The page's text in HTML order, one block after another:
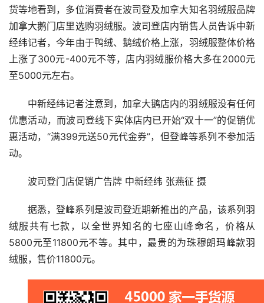
货等地看到，多位消费者在波司登及加拿大知名羽绒服品牌
加拿大鹅门店里选购羽绒服。波司登店内销售人员告诉中新
经纬记者，今年由于鸭绒、鹅绒价格上涨，羽绒服整体价格
上涨了300元-400元不等，店内羽绒服价格大多在2000元
至5000元左右。
中新经纬记者注意到，加拿大鹅店内的羽绒服没有任何
优惠活动，而波司登线下实体店内已开始“双十一”的促销优
惠活动，“满399元送50元代金券”，但登峰等系列不参加活
动。
波司登门店促销广告牌 中新经纬 张燕征 摄
据悉，登峰系列是波司登近期新推出的产品，该系列羽
绒服共有七款，以全世界知名的七座山峰命名，价格从
5800元至11800元不等。其中，最贵的为珠穆朗玛峰款羽
绒服，售价11800元。